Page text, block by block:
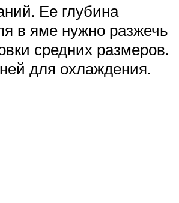
Ее глубина
в яме нужно разжечь
средних размеров.
для охлаждения.